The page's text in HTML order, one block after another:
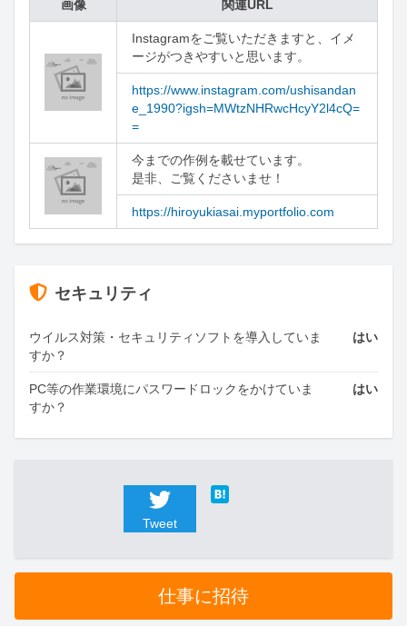
画像 関連URL
Instagramをご覧いただきますと、イメ
ージがつきやすいと思います。
https://www.instagram.com/ushisandan
e_1990?igsh=MWtzNHRwcHcyY2l4cQ=
=
今までの作例を載せています。
是非、ご覧くださいませ！
https://hiroyukiasai.myportfolio.com
セキュリティ
ウイルス対策・セキュリティソフトを導入していま
すか？
はい
PC等の作業環境にパスワードロックをかけていま
すか？
はい
Tweet
仕事に招待